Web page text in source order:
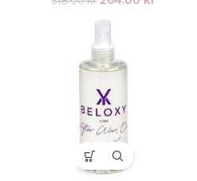
priset
var:
318.00 kr.